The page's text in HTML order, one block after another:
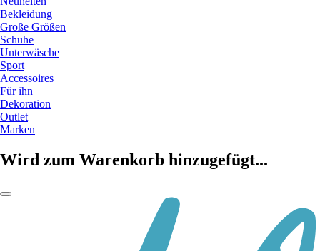
Bekleidung
Große Größen
Schuhe
Unterwäsche
Sport
Accessoires
Für ihn
Dekoration
Outlet
Marken
Wird zum Warenkorb hinzugefügt...